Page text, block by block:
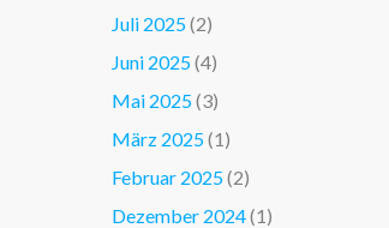
Juli 2025(2)
Juni 2025(4)
Mai 2025(3)
März 2025(1)
Februar 2025(2)
Dezember 2024(1)